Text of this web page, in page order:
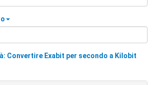
Convertire Exabit per secondo a Kilobit